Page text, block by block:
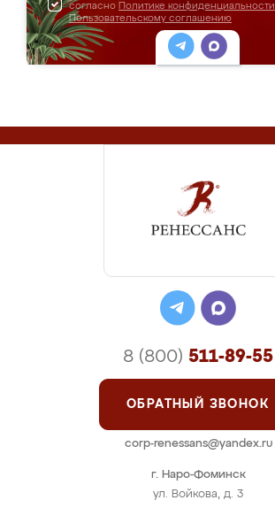
согласно Политике конфиденциальности
Пользовательскому соглашению
г. Наро-Фоминск
ул. Войкова, д. 3
8 (800) 511-89-55
ОБРАТНЫЙ ЗВОНОК
corp-renessans@yandex.ru